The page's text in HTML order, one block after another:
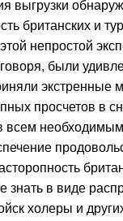
выгрузки
британских и
непростой
были
экстренные
просчетов в
всем
знать в виде
холеры и